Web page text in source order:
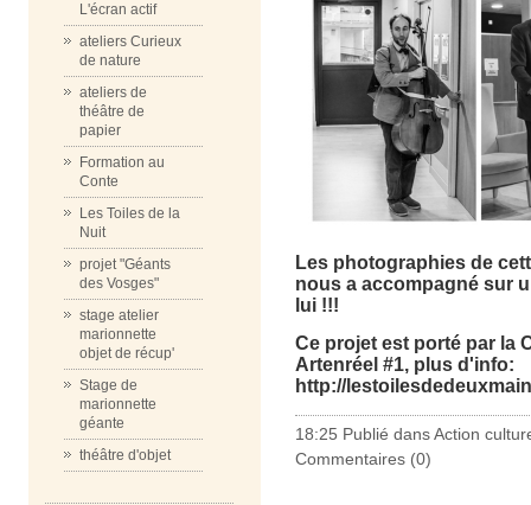
L'écran actif
ateliers Curieux
de nature
ateliers de
théâtre de
papier
Formation au
Conte
Les Toiles de la
Nuit
projet "Géants
des Vosges"
stage atelier
marionnette
objet de récup'
Stage de
marionnette
géante
théâtre d'objet
Les photographies de
nous a accompagné sur
lui !!!
Ce projet est porté par la
Artenréel #1, plus d'info:
http://
18:25 Publié dansAction
Commentaires (0)